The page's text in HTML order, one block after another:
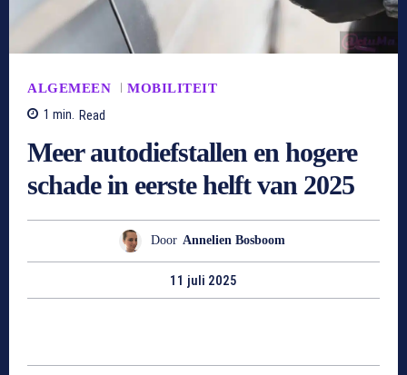
ALGEMEEN
MOBILITEIT
1 min. Read
Meer autodiefstallen en hogere
schade in eerste helft van 2025
Door Annelien Bosboom
11 juli 2025